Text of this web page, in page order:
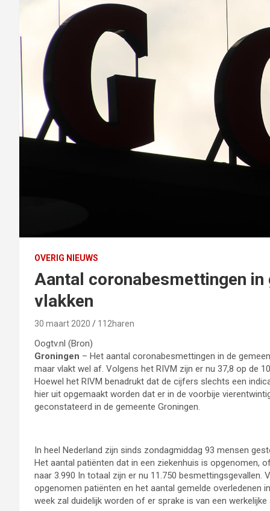
OVERIG NIEUWS
Aantal coronabesmettingen
vlakken
30 maart 2020 112haren
Oogtv.nl (Bron)
Groningen – Het aantal coronabesmettingen in de
maar vlakt wel af. Volgens het RIVM zijn er nu 37,8 op de
Hoewel het RIVM benadrukt dat de cijfers slechts een
hier uit opgemaakt worden dat er in de voorbije
geconstateerd in de gemeente Groningen.
In heel Nederland zijn sinds zondagmiddag 93 mensen
Het aantal patiënten dat in een ziekenhuis is opgenomen,
naar 3.990 In totaal zijn er nu 11.750
opgenomen patiënten en het aantal gemelde overledenen
week zal duidelijk worden of er sprake is van een werkelijke